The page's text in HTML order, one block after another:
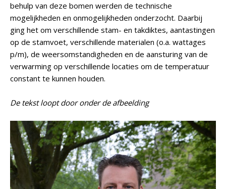
behulp van deze bomen werden de technische
mogelijkheden en onmogelijkheden onderzocht. Daarbij
ging het om verschillende stam- en takdiktes, aantastingen
op de stamvoet, verschillende materialen (o.a. wattages
p/m), de weersomstandigheden en de aansturing van de
verwarming op verschillende locaties om de temperatuur
constant te kunnen houden.
De tekst loopt door onder de afbeelding